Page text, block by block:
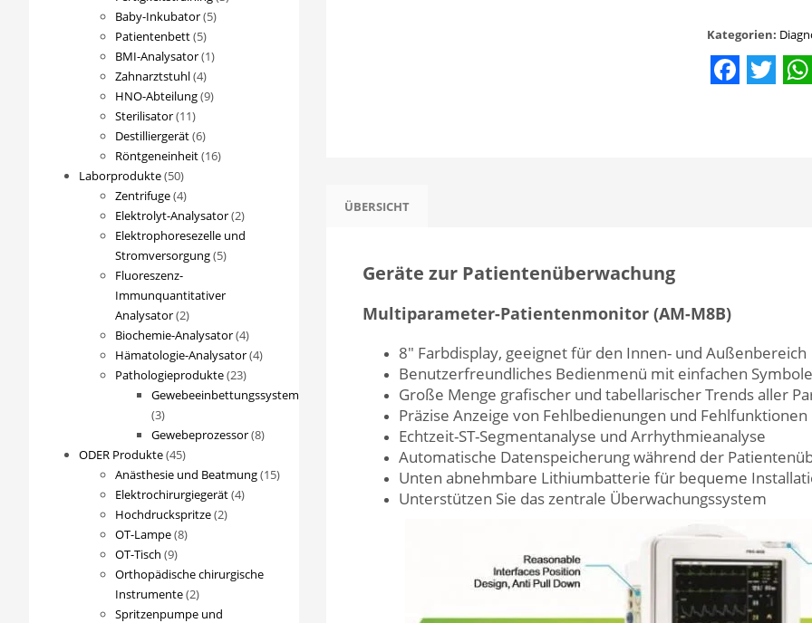
Kategorien:
ÜBERSICHT
Geräte zur Patientenüberwachung
Multiparameter-Patientenmonitor (AM-M8B)
8″ Farbdisplay, geeignet für den Innen- und Außenbereich
Benutzerfreundliches Bedienmenü mit einfachen
Große Menge grafischer und tabellarischer Trends aller
Präzise Anzeige von Fehlbedienungen und Fehlfunktionen
Echtzeit-ST-Segmentanalyse und Arrhythmieanalyse
Automatische Datenspeicherung während der
Unten abnehmbare Lithiumbatterie für bequeme
Unterstützen Sie das zentrale Überwachungssystem
Baby-Inkubator 55
Patientenbett 55
Produkte
BMI-Analysator 11
Zahnarztstuhl 44
Produkte
HNO-Abteilung 99
Sterilisator 1111
Produkte
Destilliergerät 66
Produkte
Röntgeneinheit 1616
Laborprodukte 5050
Produkte
Zentrifuge 44
Produkte
Elektrolyt-Analysator 22
Produkte
Elektrophoresezelle und
Stromversorgung 55
Fluoreszenz-
Immunquantitativer
Analysator 22
Produkte
Biochemie-Analysator 44
Produkte
Hämatologie-Analysator 44
Pathologieprodukte 2323
Produkte
Gewebeeinbettungssystem
33
Produkte
Gewebeprozessor 88
ODER Produkte 4545
Produkte
Anästhesie und Beatmung 1515
Elektrochirurgiegerät 44
Hochdruckspritze 22
OT-Lampe 88
OT-Tisch 99
Produkte
Orthopädische chirurgische
Instrumente 22
Produkte
Spritzenpumpe und